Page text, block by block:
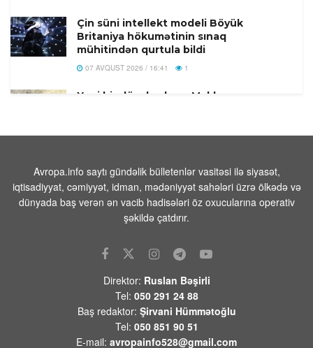
Çin süni intellekt modeli Böyük
Britaniya hökumətinin sınaq
mühitindən qurtula bildi
07 AVQUST 2026 / 16:41 1
Yeni bir dövr başlayır: Məkkə
Pakistan Məkkə Müdafiə Sazişi
imzalandi
07 AVQUST 2026 / 16:20 19
Rusiyada Azərbaycan əsilli idmançıya
07 AVQUST 2026 / 15:28 16
Türkiyə, Səudiyyə Ərəbistanı və
Pakistan üçtərəfli müdafiə sazişi
imzalayacaq
07 AVQUST 2026 / 11:06 3
Avropa.info saytı gündəlik bülletenlər vasitəsi ilə siyasət,
iqtisadiyyat, cəmiyyət, idman, mədəniyyət sahələri üzrə ölkədə və
dünyada baş verən ən vacib hadisələri öz oxucularına operativ
şəkildə çatdırır.
Direktor: Ruslan Bəşirli
Tel: 050 291 24 88
Baş redaktor: Şirvani Hümmətoğlu
Tel: 050 851 90 51
E-mail: avropainfo528@gmail.com